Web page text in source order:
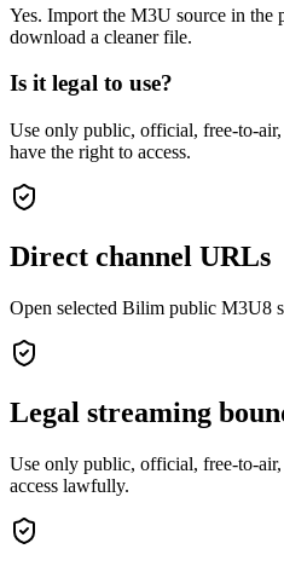
Yes. Import the M3U source in the
download a cleaner file.
Is it legal to use?
Use only public, official, free-to-
have the right to access.
Direct channel URLs
Open selected Bilim public M3U8
Legal streaming
Use only public, official, free-to-
access lawfully.